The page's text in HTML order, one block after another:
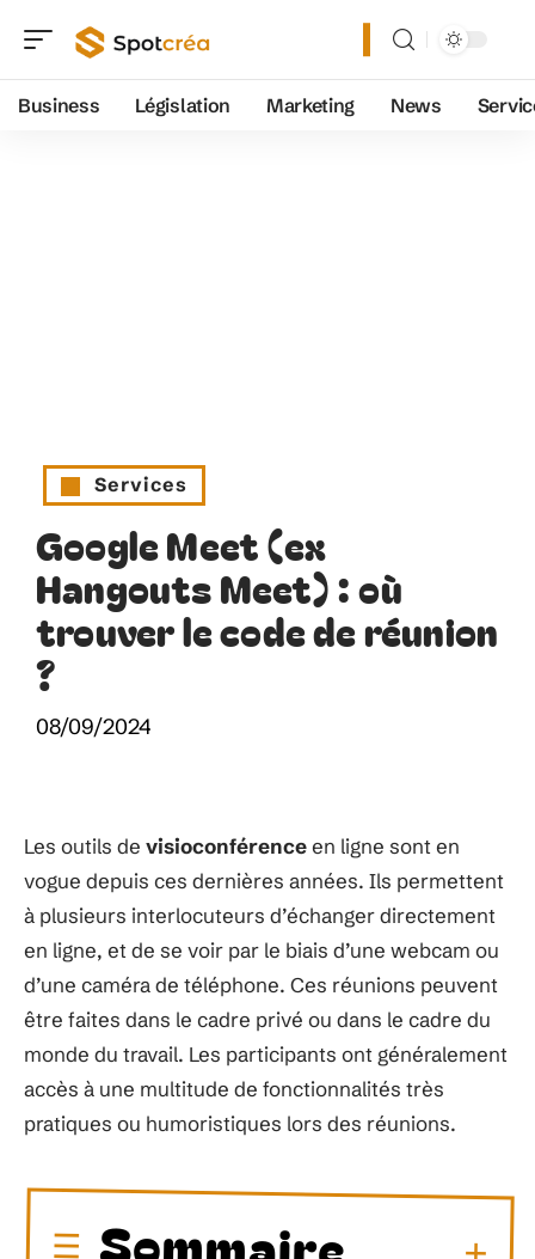
Business Législation Marketing News
Services
Google Meet (ex
Hangouts Meet) : où
trouver le code de réunion
?
08/09/2024
Les outils de visioconférenceen ligne sont en
vogue depuis ces dernières années. Ils permettent
à plusieurs interlocuteurs d’échanger directement
en ligne, et de se voir par le biais d’une webcam ou
d’une caméra de téléphone. Ces réunions peuvent
être faites dans le cadre privé ou dans le cadre du
monde du travail. Les participants ont généralement
accès à une multitude de fonctionnalités très
pratiques ou humoristiques lors des réunions.